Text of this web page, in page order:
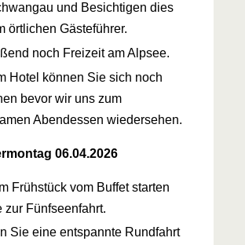
und Besichtigen dies
örtlichen Gästeführer.
noch Freizeit am Alpsee.
Hotel können Sie sich noch
bevor wir uns zum
Abendessen wiedersehen.
06.04.2026
Frühstück vom Buffet starten
zur Fünfseenfahrt.
Sie eine entspannte Rundfahrt